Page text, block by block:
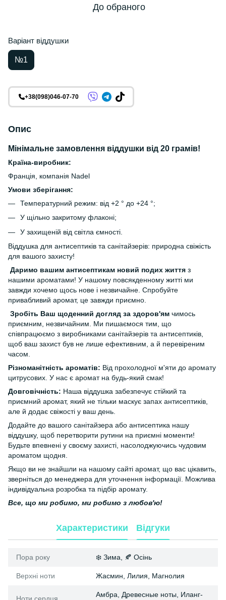
До обраного
Варіант віддушки
№1
+38(098)046-07-70
Опис
Мінімальне замовлення віддушки від 20 грамів!
Країна-виробник:
Франція, компанія Nadel
Умови зберігання:
Температурний режим: від +2 ° до +24 °;
У щільно закритому флаконі;
У захищеній від світла ємності.
Віддушка для антисептиків та санітайзерів: природна свіжість
для вашого захисту!
Даримо вашим антисептикам новий подих життя з
нашими ароматами! У нашому повсякденному житті ми
завжди хочемо щось нове і незвичайне. Спробуйте
привабливий аромат, це завжди приємно.
Зробіть Ваш щоденний догляд за здоров'ям чимось
приємним, незвичайним. Ми пишаємося тим, що
співпрацюємо з виробниками санітайзерів та антисептиків,
щоб ваш захист був не лише ефективним, а й перевіреним
часом.
Різноманітність ароматів: Від прохолодної м'яти до аромату
цитрусових. У нас є аромат на будь-який смак!
Довговічність: Наша віддушка забезпечує стійкий та
приємний аромат, який не тільки маскує запах антисептиків,
але й додає свіжості у ваш день.
Додайте до вашого санітайзера або антисептика нашу
віддушку, щоб перетворити рутини на приємні моменти!
Будьте впевнені у своєму захисті, насолоджуючись чудовим
ароматом щодня.
Якщо ви не знайшли на нашому сайті аромат, що вас цікавить,
зверніться до менеджера для уточнення інформації. Можлива
індивідуальна розробка та підбір аромату.
Все, що ми робимо, ми робимо з любов'ю!
Характеристики Відгуки
Пора року ❄️ Зима, 🍂 Осінь
Верхні ноти Жасмин, Лилия, Магнолия
Амбра, Древесные ноты, Иланг-